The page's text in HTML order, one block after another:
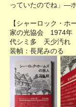
っていたのでね」―
【シャーロック・ホ
家の光協会 1974
代シミ多 天少汚れ
装幀：長尾みのる